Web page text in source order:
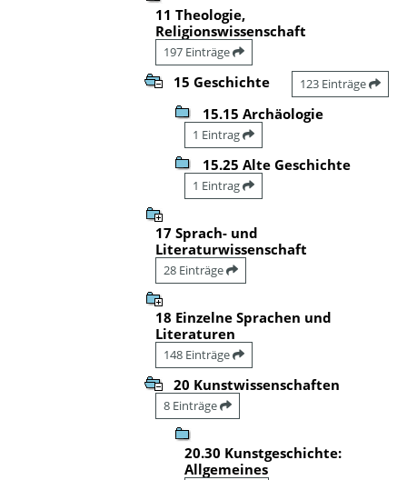
11 Theologie,
Religionswissenschaft
197 Einträge
15 Geschichte 123 Einträge
15.15 Archäologie
1 Eintrag
15.25 Alte Geschichte
1 Eintrag
17 Sprach- und
Literaturwissenschaft
28 Einträge
18 Einzelne Sprachen und
Literaturen
148 Einträge
20 Kunstwissenschaften
8 Einträge
20.30 Kunstgeschichte:
Allgemeines